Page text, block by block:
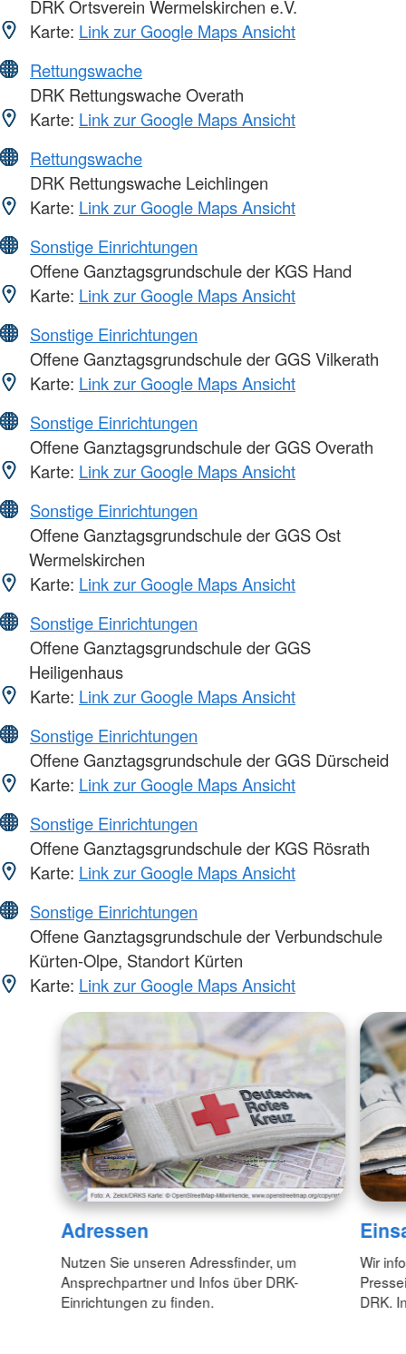
DRK Ortsverein Wermelskirchen e.V.
Karte: Link zur Google Maps Ansicht
Rettungswache
DRK Rettungswache Overath
Karte: Link zur Google Maps Ansicht
Rettungswache
DRK Rettungswache Leichlingen
Karte: Link zur Google Maps Ansicht
Sonstige Einrichtungen
Offene Ganztagsgrundschule der KGS Hand
Karte: Link zur Google Maps Ansicht
Sonstige Einrichtungen
Offene Ganztagsgrundschule der GGS Vilkerath
Karte: Link zur Google Maps Ansicht
Sonstige Einrichtungen
Offene Ganztagsgrundschule der GGS Overath
Karte: Link zur Google Maps Ansicht
Sonstige Einrichtungen
Offene Ganztagsgrundschule der GGS Ost
Wermelskirchen
Karte: Link zur Google Maps Ansicht
Sonstige Einrichtungen
Offene Ganztagsgrundschule der GGS
Heiligenhaus
Karte: Link zur Google Maps Ansicht
Sonstige Einrichtungen
Offene Ganztagsgrundschule der GGS Dürscheid
Karte: Link zur Google Maps Ansicht
Sonstige Einrichtungen
Offene Ganztagsgrundschule der KGS Rösrath
Karte: Link zur Google Maps Ansicht
Sonstige Einrichtungen
Offene Ganztagsgrundschule der Verbundschule
Kürten-Olpe, Standort Kürten
Karte: Link zur Google Maps Ansicht
Adressen
Nutzen Sie unseren Adressfinder, um
Ansprechpartner und Infos über DRK-
Einrichtungen zu finden.
Wir
DRK.